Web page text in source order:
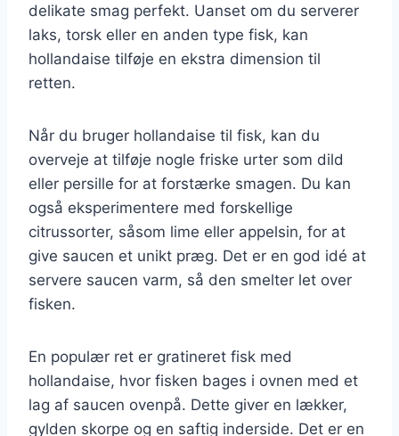
delikate smag perfekt. Uanset om du serverer
laks, torsk eller en anden type fisk, kan
hollandaise tilføje en ekstra dimension til
retten.
Når du bruger hollandaise til fisk, kan du
overveje at tilføje nogle friske urter som dild
eller persille for at forstærke smagen. Du kan
også eksperimentere med forskellige
citrussorter, såsom lime eller appelsin, for at
give saucen et unikt præg. Det er en god idé at
servere saucen varm, så den smelter let over
fisken.
En populær ret er gratineret fisk med
hollandaise, hvor fisken bages i ovnen med et
lag af saucen ovenpå. Dette giver en lækker,
gylden skorpe og en saftig inderside. Det er en